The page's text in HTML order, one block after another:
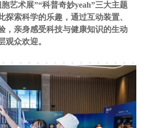
艺术展”“科普奇妙yeah”三大主题
探索科学的乐趣，通过互动装置、
，亲身感受科技与健康知识的生动
观众欢迎。